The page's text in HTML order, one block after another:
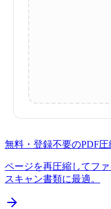
無料・登録不要のPDF圧
ページを再圧縮してフ
スキャン書類に最適。